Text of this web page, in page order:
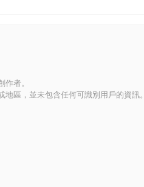
者。
區，並未包含任何可識別用戶的資訊。